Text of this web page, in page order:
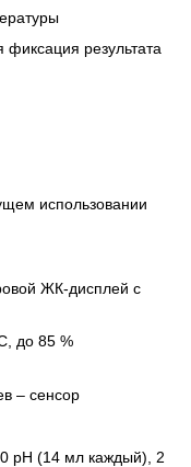
фиксация результата
использовании
ЖК-дисплей с
до 85 %
– сенсор
pH (14 мл каждый), 2